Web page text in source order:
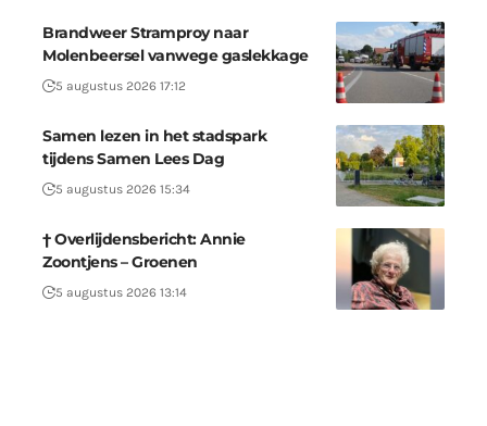
Brandweer Stramproy naar
Molenbeersel vanwege gaslekkage
5 augustus 2026 17:12
Samen lezen in het stadspark
tijdens Samen Lees Dag
5 augustus 2026 15:34
† Overlijdensbericht: Annie
Zoontjens – Groenen
5 augustus 2026 13:14